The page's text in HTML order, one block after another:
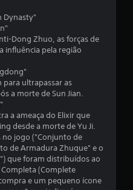
c
s
s
i
Dynasty"
Dong Zhuo, as forças de
influência pela região
para ultrapassar as
a morte de Sun Jian.
a ameaça do Elixir que
desde a morte de Yu Ji.
no jogo ("Conjunto de
de Armadura Zhuque" e o
que foram distribuídos ao
(Complete
e um pequeno ícone